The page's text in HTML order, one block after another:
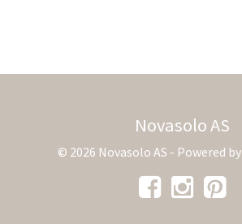
Novasolo AS
© 2026 Novasolo AS - Powered by